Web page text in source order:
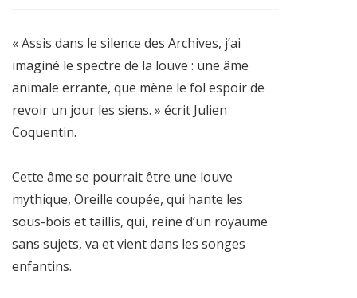
« Assis dans le silence des Archives, j’ai
imaginé le spectre de la louve : une âme
animale errante, que mène le fol espoir de
revoir un jour les siens. » écrit Julien
Coquentin.
Cette âme se pourrait être une louve
mythique, Oreille coupée, qui hante les
sous-bois et taillis, qui, reine d’un royaume
sans sujets, va et vient dans les songes
enfantins.